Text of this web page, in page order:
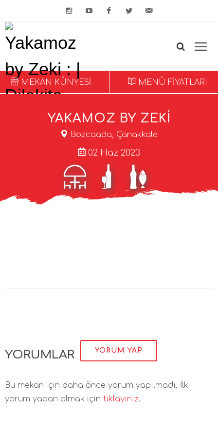
@dilekitadilekita @dilekita@dilekitacom
MEKAN KÜNYESİ MENÜ FİYATLARI
YAKAMOZ BY ZEKI
Bozcaada, Çanakkale
02 Haz 2023
YORUMLAR YORUM YAP
Bu mekan için daha önce yorum yapılmadı. İlk
yorum yapan olmak için tıklayınız.